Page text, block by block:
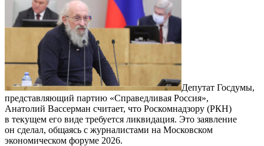
Депутат Госдумы,
представляющий партию «Справедливая Россия»,
Анатолий Вассерман считает, что Роскомнадзору (РКН)
в текущем его виде требуется ликвидация. Это заявление
он сделал, общаясь с журналистами на Московском
экономическом форуме 2026.